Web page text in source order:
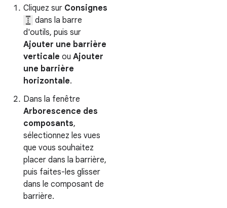
Cliquez sur Consignes
dans la barre
d'outils, puis sur
Ajouter une barrière
verticale ou Ajouter
une barrière
horizontale.
Dans la fenêtre
Arborescence des
composants,
sélectionnez les vues
que vous souhaitez
placer dans la barrière,
puis faites-les glisser
dans le composant de
barrière.